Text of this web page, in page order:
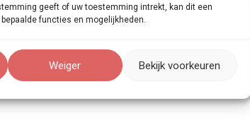
geeft of uw toestemming intrekt, kan dit een
functies en mogelijkheden.
Weiger Bekijk voorkeuren